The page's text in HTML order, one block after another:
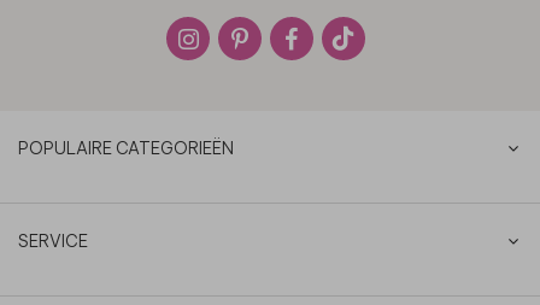
POPULAIRE CATEGORIEËN
SERVICE